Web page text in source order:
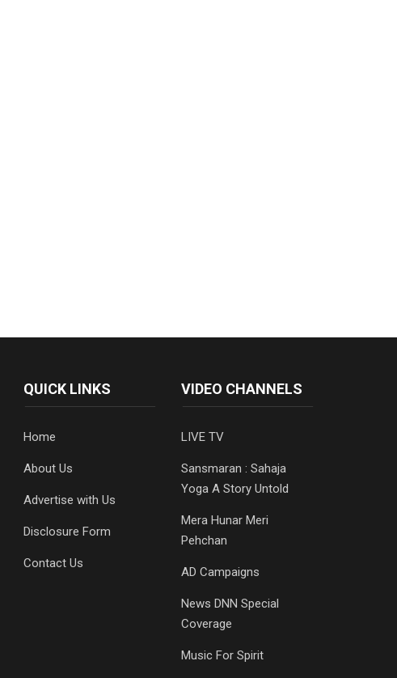
QUICK LINKS
Home
About Us
Advertise with Us
Disclosure Form
Contact Us
VIDEO CHANNELS
LIVE TV
Sansmaran : Sahaja
Yoga A Story Untold
Mera Hunar Meri
Pehchan
AD Campaigns
News DNN Special
Coverage
Music For Spirit